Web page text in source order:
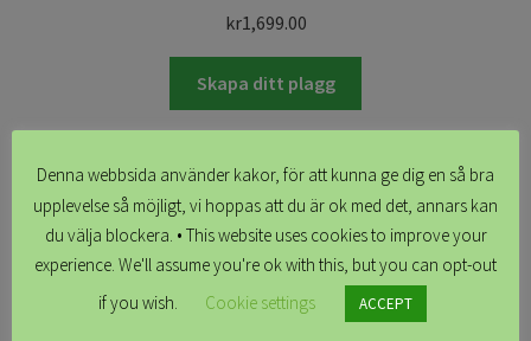
kr1,699.00
Skapa ditt plagg
Albertina Orange / rosa, klänning flera modeller
kr1,699.00
Denna webbsida använder kakor, för att kunna ge dig en så bra
upplevelse så möjligt, vi hoppas att du är ok med det, annars kan
du välja blockera. • This website uses cookies to improve your
experience. We'll assume you're ok with this, but you can opt-out
if you wish.
Cookie settings ACCEPT